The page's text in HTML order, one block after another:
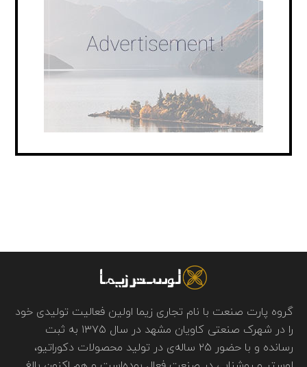
گروه پارت صنعت با نام تجاری زیما اولین فعالیت تولیدی خود
را در شهرک صنعتی کاویان مشهد در سال ۱۳۷۵ به ثبت
رسانده و با حضور ۲۵ ساله‌ی در تولید محصولات دکوراتیو،